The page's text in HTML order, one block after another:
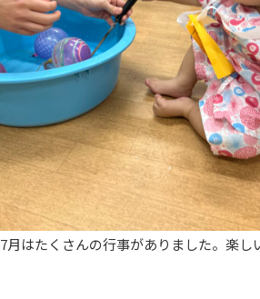
7月はたくさんの行事がありました。楽し